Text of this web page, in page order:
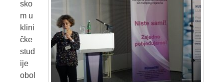
sko
m u
klini
čke
stud
ije
obol